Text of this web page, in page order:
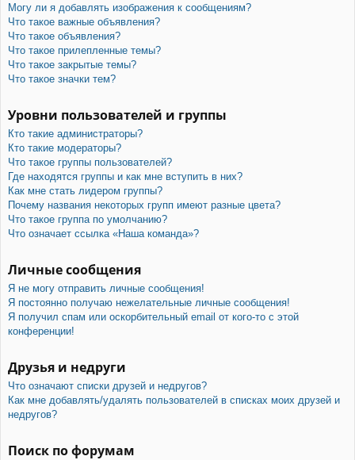
Могу ли я добавлять изображения к сообщениям?
Что такое важные объявления?
Что такое объявления?
Что такое прилепленные темы?
Что такое закрытые темы?
Что такое значки тем?
Уровни пользователей и группы
Кто такие администраторы?
Кто такие модераторы?
Что такое группы пользователей?
Где находятся группы и как мне вступить в них?
Как мне стать лидером группы?
Почему названия некоторых групп имеют разные цвета?
Что такое группа по умолчанию?
Что означает ссылка «Наша команда»?
Личные сообщения
Я не могу отправить личные сообщения!
Я постоянно получаю нежелательные личные сообщения!
Я получил спам или оскорбительный email от кого-то с этой
конференции!
Друзья и недруги
Что означают списки друзей и недругов?
Как мне добавлять/удалять пользователей в списках моих друзей и
недругов?
Поиск по форумам